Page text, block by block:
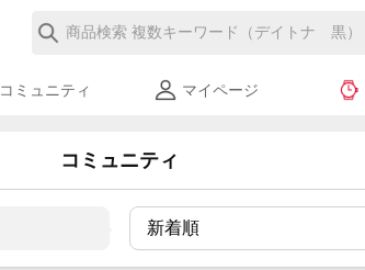
コミュニティ マイページ
コミュニティ